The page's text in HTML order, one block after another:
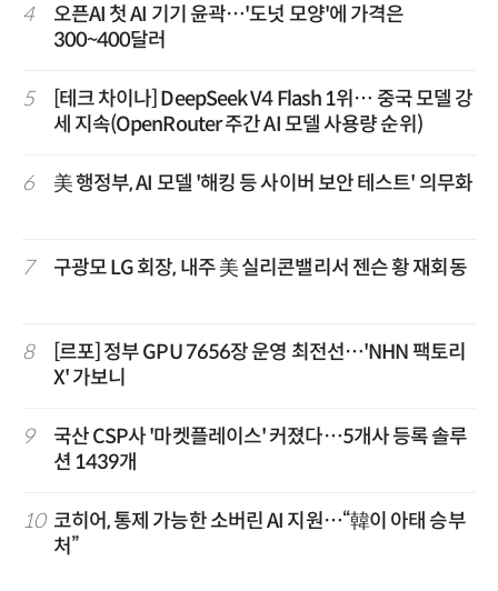
4
오픈AI 첫 AI 기기 윤곽…'도넛 모양'에 가격은
300~400달러
5
[테크 차이나] DeepSeek V4 Flash 1위… 중국 모델 강
세 지속(OpenRouter 주간 AI 모델 사용량 순위)
6 美 행정부, AI 모델 '해킹 등 사이버 보안 테스트' 의무화
7 구광모 LG 회장, 내주 美 실리콘밸리서 젠슨 황 재회동
8
[르포] 정부 GPU 7656장 운영 최전선…'NHN 팩토리
X' 가보니
9
국산 CSP사 '마켓플레이스' 커졌다…5개사 등록 솔루
션 1439개
10 코히어, 통제 가능한 소버린 AI 지원…“韓이 아태 승부
처”